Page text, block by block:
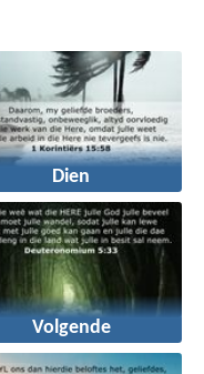
Dien
Volgende